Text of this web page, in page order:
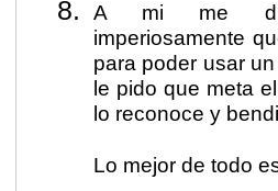
A mi me
imperiosamente
para poder usar
le pido que meta
lo reconoce y
Lo mejor de todo